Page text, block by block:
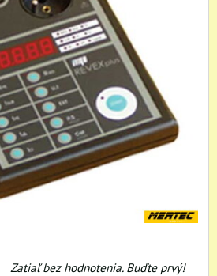
Zatiaľ bez hodnotenia. Buďte prvý!